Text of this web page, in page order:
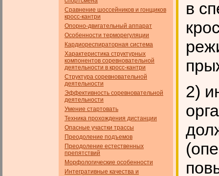
Сравнение шоссейников и гонщиков
кросс-кантри
Опорно-двигательный аппарат
Особенности терморегуляции
Кардиореспираторная система
Характеристика структурных
компонентов соревновательной
деятельности в кросс-кантри
Структура соревновательной
деятельности
Эффективность соревновательной
деятельности
Умение стартовать
Техника прохождения дистанции
Опасные участки трассы
Преодоление подъемов
Преодоление естественных
препятствий
Морфологические особенности
Интегративные качества и
в
2)